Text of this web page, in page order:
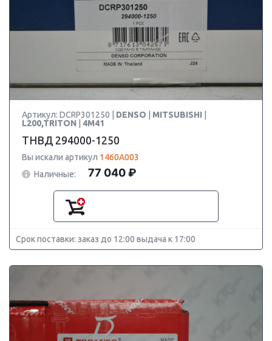
Артикул: DCRP301250 | DENSO MITSUBISHI
L200,TRITON
4M41
ТНВД 294000-1250
Вы искали артикул 1460A003
Наличные:
77 040 ₽
Срок поставки: заказ до 12:00 выдача к 17:00